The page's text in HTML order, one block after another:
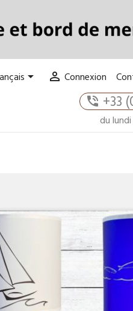
  Connexion
phone_in_talk +33
du